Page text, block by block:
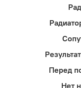
Перед
Нет